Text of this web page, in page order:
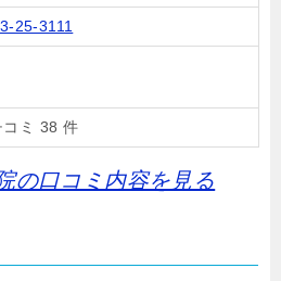
25-3111
コミ 38 件
の口コミ内容を見る